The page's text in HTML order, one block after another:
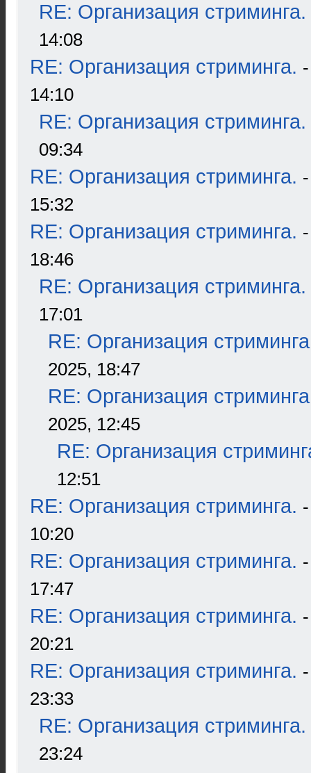
RE: Организация стриминга.
14:08
RE: Организация стриминга.
14:10
RE: Организация стриминга.
09:34
RE: Организация стриминга.
15:32
RE: Организация стриминга.
18:46
RE: Организация стриминга.
17:01
RE: Организация
2025, 18:47
RE: Организация
2025, 12:45
RE: Организация
12:51
RE: Организация стриминга.
10:20
RE: Организация стриминга.
17:47
RE: Организация стриминга.
20:21
RE: Организация стриминга.
23:33
RE: Организация стриминга.
23:24